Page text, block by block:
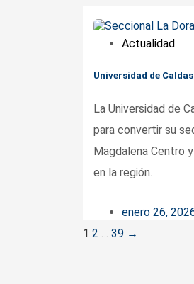
Actualidad
Universidad de
La Universidad de
para convertir su
Magdalena Centro
en la región.
enero 26,
Posts
1 2 … 39 →